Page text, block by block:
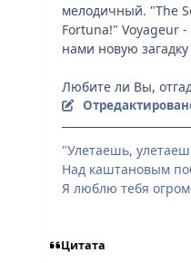
мелодичный. "The
Fortuna!" Voyageur
нами новую
Любите ли Вы,
"Улетаешь,
Над каштановым
Я люблю тебя
Цитата